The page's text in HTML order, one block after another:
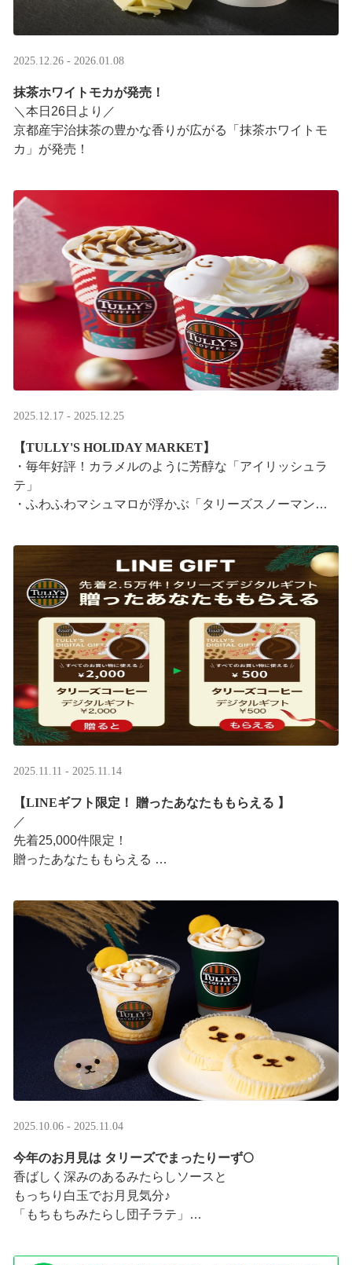
2025.12.26 - 2026.01.08
抹茶ホワイトモカが発売！
＼本日26日より／
京都産宇治抹茶の豊かな香りが広がる「抹茶ホワイトモ
カ」が発売！
2025.12.17 - 2025.12.25
【TULLY'S HOLIDAY MARKET】
・毎年好評！カラメルのように芳醇な「アイリッシュラ
テ」
・ふわふわマシュマロが浮かぶ「タリーズスノーマンラ
特別なドリンクと一緒に、クリスマス気分をお楽しみく
ださい。
2025.11.11 - 2025.11.14
【LINEギフト限定！ 贈ったあなたももらえる ​】
／ ​
先着25,000件限定！​
贈ったあなたももらえる ​
LINEギフト限定！ タリーズデジタルギフト2,000円分を
贈ると、自分も500円分のデジタルギフトがもらえるキャ
ンペーンがス ···
2025.10.06 - 2025.11.04
今年のお月見は タリーズでまったりーず🌕
香ばしく深みのあるみたらしソースと
もっちり白玉でお月見気分♪
「もちもちみたらし団子ラテ」